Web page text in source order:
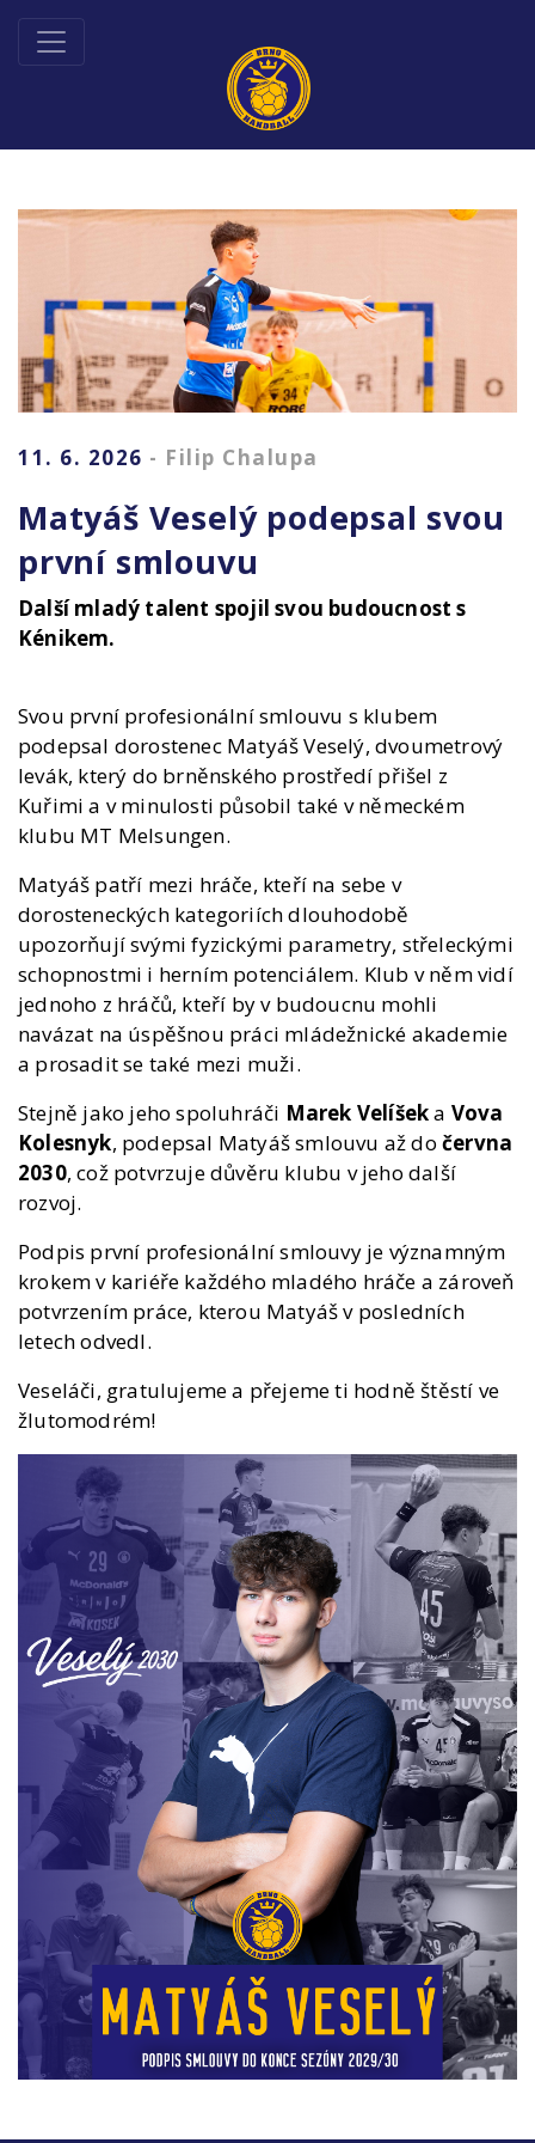
11. 6. 2026 - Filip Chalupa
Matyáš Veselý podepsal svou
první smlouvu
Další mladý talent spojil svou budoucnost s
Kénikem.
Svou první profesionální smlouvu s klubem
podepsal dorostenec Matyáš Veselý, dvoumetrový
levák, který do brněnského prostředí přišel z
Kuřimi a v minulosti působil také v německém
klubu MT Melsungen.
Matyáš patří mezi hráče, kteří na sebe v
dorosteneckých kategoriích dlouhodobě
upozorňují svými fyzickými parametry, střeleckými
schopnostmi i herním potenciálem. Klub v něm vidí
jednoho z hráčů, kteří by v budoucnu mohli
navázat na úspěšnou práci mládežnické akademie
a prosadit se také mezi muži.
Stejně jako jeho spoluhráči Marek Velíšeka Vova
Kolesnyk, podepsal Matyáš smlouvu až dočervna
2030, což potvrzuje důvěru klubu v jeho další
rozvoj.
Podpis první profesionální smlouvy je významným
krokem v kariéře každého mladého hráče a zároveň
potvrzením práce, kterou Matyáš v posledních
letech odvedl.
Veseláči, gratulujeme a přejeme ti hodně štěstí ve
žlutomodrém!